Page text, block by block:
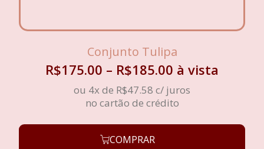
Conjunto Tulipa
R$175.00 – R$185.00 à vista
ou 4x de R$47.58 c/ juros
no cartão de crédito
COMPRAR